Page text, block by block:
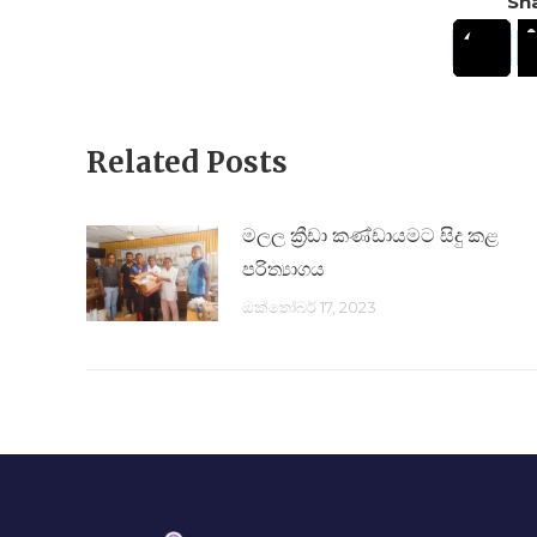
Related Posts
මලල ක්‍රීඩා කණ්ඩායමට සිදු කළ
පරිත්‍යාගය
ඔක්තෝබර් 17, 2023